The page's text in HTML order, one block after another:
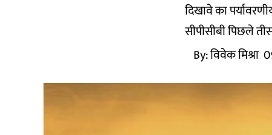
दिखावे का
सीपीसीबी पिछले
By:विवेक मिश्रा